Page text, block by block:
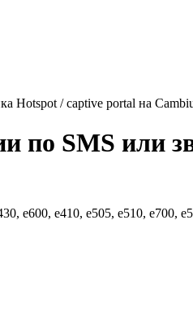
Hotspot / captive portal на
по SMS или
e600, e410, e505, e510, e700,